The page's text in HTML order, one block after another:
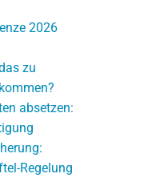
2026
zu
absetzen:
Regelung